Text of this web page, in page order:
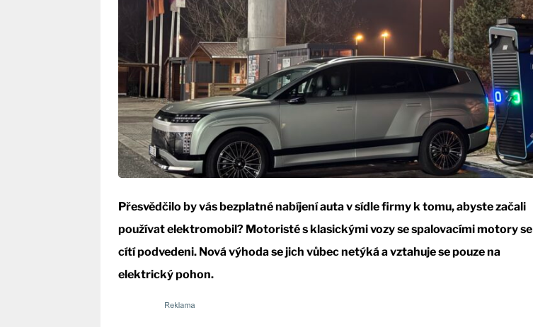
Přesvědčilo by vás bezplatné nabíjení auta v sídle firmy k tomu, abyste začali
používat elektromobil? Motoristé s klasickými vozy se spalovacími motory se
cítí podvedeni. Nová výhoda se jich vůbec netýká a vztahuje se pouze na
elektrický pohon.